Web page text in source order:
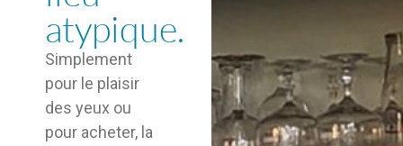
atypique.
Simplement
pour le plaisir
des yeux ou
pour acheter, la